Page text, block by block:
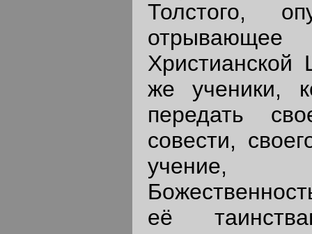
Толстого,
Христианской
же ученики,
передать
совести,
учение,
её